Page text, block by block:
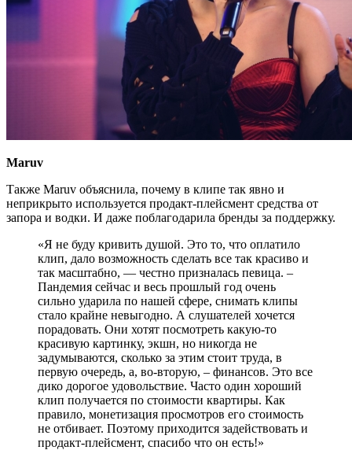
Maruv
Также Maruv объяснила, почему в клипе так явно и
неприкрыто используется продакт-плейсмент средства от
запора и водки. И даже поблагодарила бренды за поддержку.
«Я не буду кривить душой. Это то, что оплатило
клип, дало возможность сделать все так красиво и
так масштабно, — честно призналась певица. –
Пандемия сейчас и весь прошлый год очень
сильно ударила по нашей сфере, снимать клипы
стало крайне невыгодно. А слушателей хочется
порадовать. Они хотят посмотреть какую-то
красивую картинку, экшн, но никогда не
задумываются, сколько за этим стоит труда, в
первую очередь, а, во-вторую, – финансов. Это все
дико дорогое удовольствие. Часто один хороший
клип получается по стоимости квартиры. Как
правило, монетизация просмотров его стоимость
не отбивает. Поэтому приходится задействовать и
продакт-плейсмент, спасибо что он есть!»